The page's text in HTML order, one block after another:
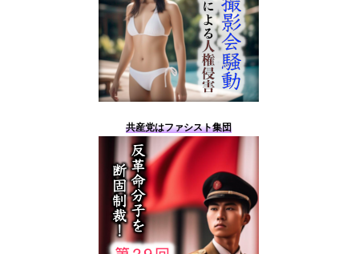
共産党はファシスト集団